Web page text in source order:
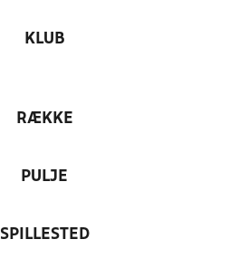
KLUB
RÆKKE
PULJE
SPILLESTED